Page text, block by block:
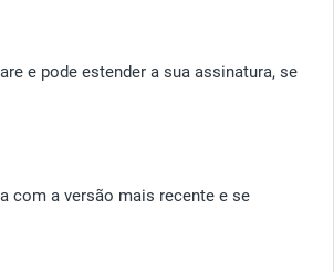
e pode estender a sua assinatura, se
com a versão mais recente e se